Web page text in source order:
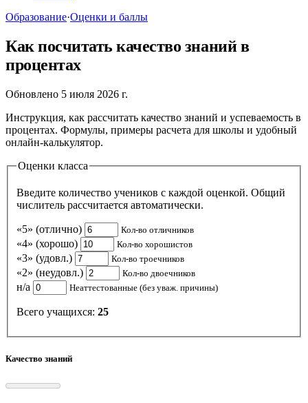
Образование·Оценки и баллы
Как посчитать качество знаний в
процентах
Обновлено 5 июля 2026 г.
Инструкция, как рассчитать качество знаний и успеваемость в
процентах. Формулы, примеры расчета для школы и удобный
онлайн-калькулятор.
Оценки класса
Введите количество учеников с каждой оценкой. Общий
числитель рассчитается автоматически.
«5» (отлично) Кол-во отличников
«4» (хорошо) Кол-во хорошистов
«3» (удовл.) Кол-во троечников
«2» (неудовл.) Кол-во двоечников
н/а Неаттестованные (без уваж. причины)
Всего учащихся: 25
Качество знаний